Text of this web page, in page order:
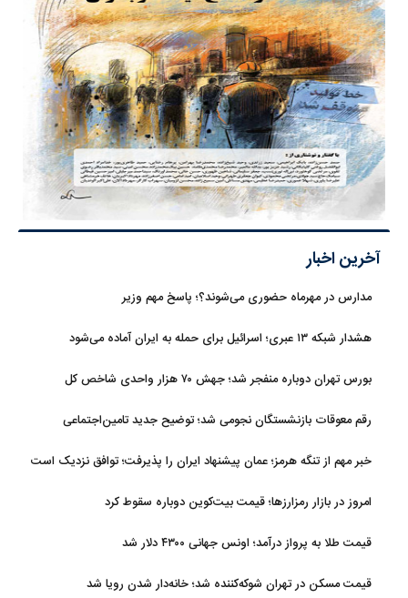
آخرین اخبار
مدارس در مهرماه حضوری می‌شوند؟؛ پاسخ مهم وزیر
هشدار شبکه ۱۳ عبری؛ اسرائیل برای حمله به ایران آماده می‌شود
بورس تهران دوباره منفجر شد؛ جهش ۷۰ هزار واحدی شاخص کل
رقم معوقات بازنشستگان نجومی شد؛ توضیح جدید تامین‌اجتماعی
خبر مهم از تنگه هرمز؛ عمان پیشنهاد ایران را پذیرفت؛ توافق نزدیک است
امروز در بازار رمزارزها؛ قیمت بیت‌کوین دوباره سقوط کرد
قیمت طلا به پرواز درآمد؛ اونس جهانی ۴۳۰۰ دلار شد
قیمت مسکن در تهران شوکه‌کننده شد؛ خانه‌دار شدن رویا شد